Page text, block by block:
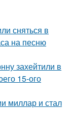
сняться в
на песню
захейтили в
15-ого
миллар и стал